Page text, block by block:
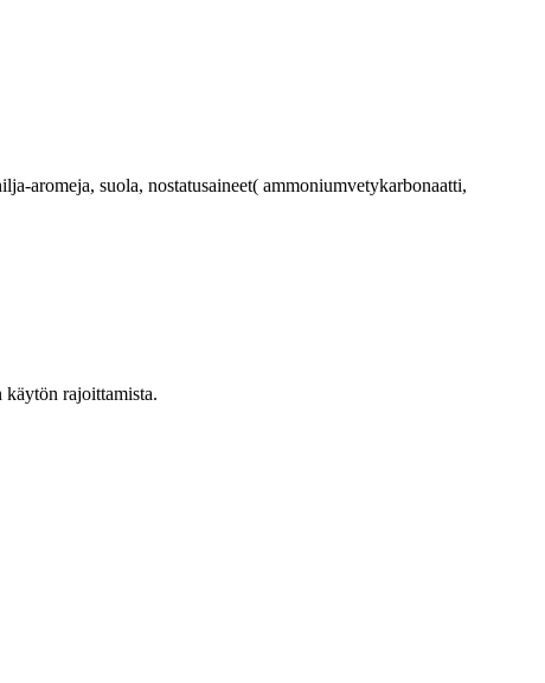
aromeja, suola, nostatusaineet( ammoniumvetykarbonaatti,
käytön rajoittamista.